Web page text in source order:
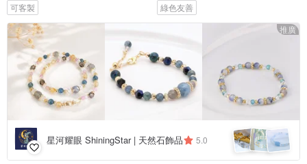
可客製
綠色友善
推廣
星河耀眼 ShiningStar | 天然石飾品 5.0